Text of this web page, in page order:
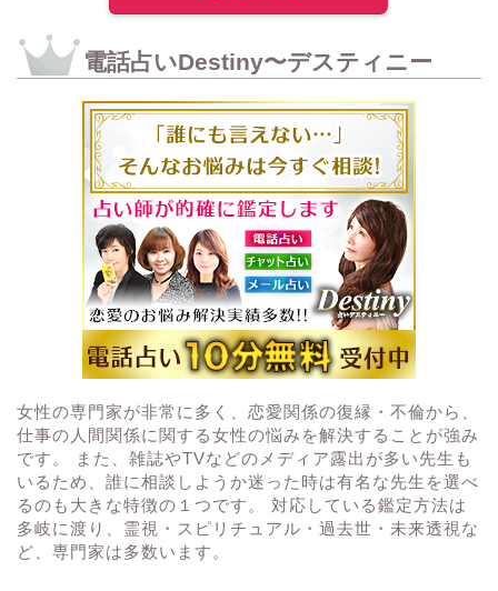
電話占いDestiny〜デスティニー
女性の専門家が非常に多く、恋愛関係の復縁・不倫から、
仕事の人間関係に関する女性の悩みを解決することが強み
です。 また、雑誌やTVなどのメディア露出が多い先生も
いるため、誰に相談しようか迷った時は有名な先生を選べ
るのも大きな特徴の１つです。 対応している鑑定方法は
多岐に渡り、霊視・スピリチュアル・過去世・未来透視な
ど、専門家は多数います。